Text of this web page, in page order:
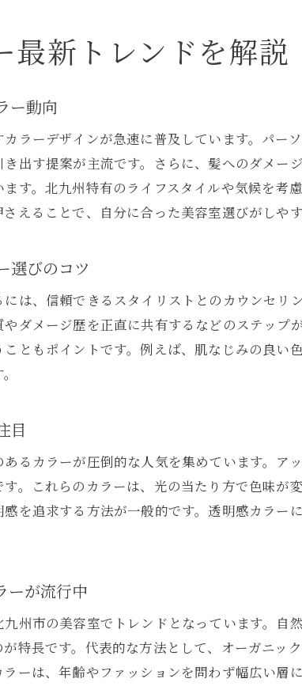
最新トレンドを解説
ー動向
ラーデザインが急速に普及しています。パー
出す提案が主流です。さらに、髪へのダメー
す。北九州特有のライフスタイルや気候を考
えることで、自分に合った美容室選びがしやす
選びのコツ
は、信頼できるスタイリストとのカウンセリ
ダメージ歴を正直に共有するなどのステップ
ともポイントです。例えば、肌なじみの良い
目
るカラーが圧倒的な人気を集めています。ア
。これらのカラーは、光の当たり方で色味が
を追求する方法が一般的です。透明感カラ
ーが流行中
州市の美容室でトレンドとなっています。自
特長です。代表的な方法として、オーガニッ
ーは、年齢やファッションを問わず幅広い層